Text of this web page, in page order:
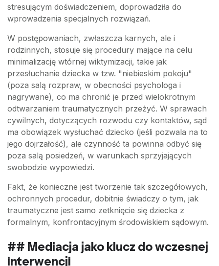
stresującym doświadczeniem, doprowadziła do
wprowadzenia specjalnych rozwiązań.
W postępowaniach, zwłaszcza karnych, ale i
rodzinnych, stosuje się procedury mające na celu
minimalizację wtórnej wiktymizacji, takie jak
przesłuchanie dziecka w tzw. "niebieskim pokoju"
(poza salą rozpraw, w obecności psychologa i
nagrywane), co ma chronić je przed wielokrotnym
odtwarzaniem traumatycznych przeżyć. W sprawach
cywilnych, dotyczących rozwodu czy kontaktów, sąd
ma obowiązek wysłuchać dziecko (jeśli pozwala na to
jego dojrzałość), ale czynność ta powinna odbyć się
poza salą posiedzeń, w warunkach sprzyjających
swobodzie wypowiedzi.
Fakt, że konieczne jest tworzenie tak szczegółowych,
ochronnych procedur, dobitnie świadczy o tym, jak
traumatyczne jest samo zetknięcie się dziecka z
formalnym, konfrontacyjnym środowiskiem sądowym.
## Mediacja jako klucz do wczesnej
interwencji